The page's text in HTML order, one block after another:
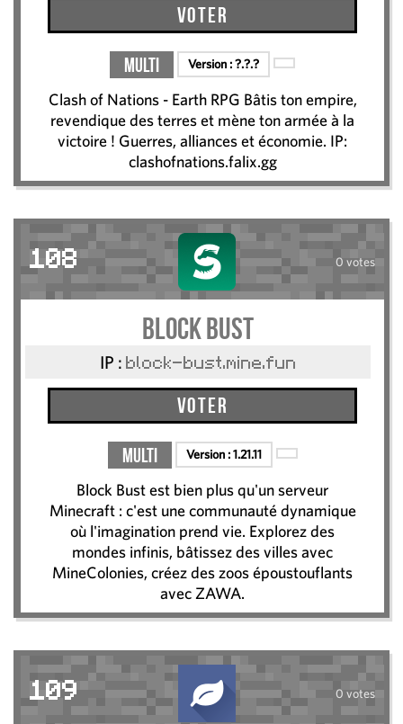
Voter
Multi Version :?.?.?
Clash of Nations - Earth RPG Bâtis ton empire,
revendique des terres et mène ton armée à la
victoire ! Guerres, alliances et économie. IP:
clashofnations.falix.gg
108 0 votes
Block Bust
IP : block-bust.mine.fun
Voter
Multi Version :1.21.11
Block Bust est bien plus qu'un serveur
Minecraft : c'est une communauté dynamique
où l'imagination prend vie. Explorez des
mondes infinis, bâtissez des villes avec
MineColonies, créez des zoos époustouflants
avec ZAWA.
109 0 votes